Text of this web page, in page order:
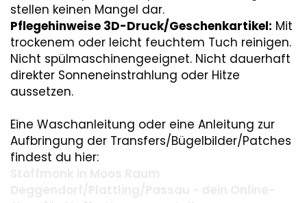
stellen keinen Mangel dar.
Pflegehinweise 3D-Druck/Geschenkartikel: Mit
trockenem oder leicht feuchtem Tuch reinigen.
Nicht spülmaschinengeeignet. Nicht dauerhaft
direkter Sonneneinstrahlung oder Hitze
aussetzen.
Eine Waschanleitung oder eine Anleitung zur
Aufbringung der Transfers/Bügelbilder/Patches
findest du hier: